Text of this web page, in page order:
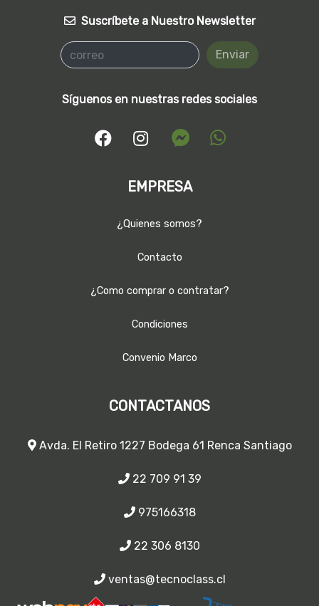
Suscríbete a Nuestro Newsletter
Enviar
Síguenos en nuestras redes sociales
EMPRESA
¿Quienes somos?
Contacto
¿Como comprar o contratar?
Condiciones
Convenio Marco
CONTACTANOS
Avda. El Retiro 1227 Bodega 61 Renca Santiago
22 709 91 39
975166318
22 306 8130
ventas@tecnoclass.cl